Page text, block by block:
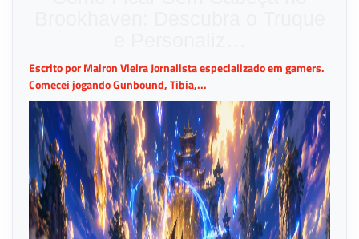
Escrito por Mairon Vieira Jornalista especializado em gamers.
Comecei jogando Gunbound, Tibia,...